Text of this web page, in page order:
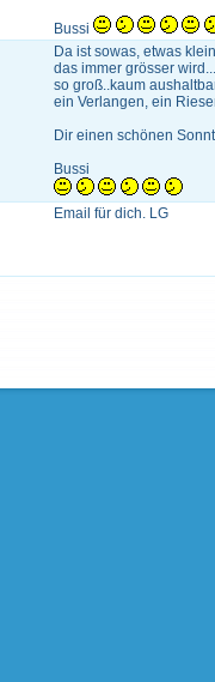
Bussi
Da ist sowas, etwas
das immer grösser wird...
so groß..kaum
ein Verlangen, ein
Dir einen schönen
Bussi
Email für dich. LG